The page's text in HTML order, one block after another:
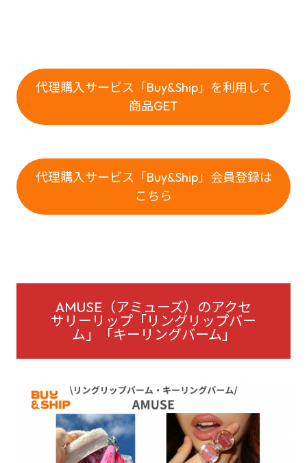
代理購入サービス「Buy&Ship」を利用して
商品GET
代理購入サービス「Buy&Ship」会員登録は
こちら
AMUSE（アミューズ）のアクセ
サリーリップ「リングリップバー
ム」「キーリングバーム」